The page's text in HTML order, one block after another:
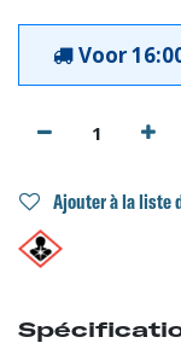
Voor
Ajouter à la liste